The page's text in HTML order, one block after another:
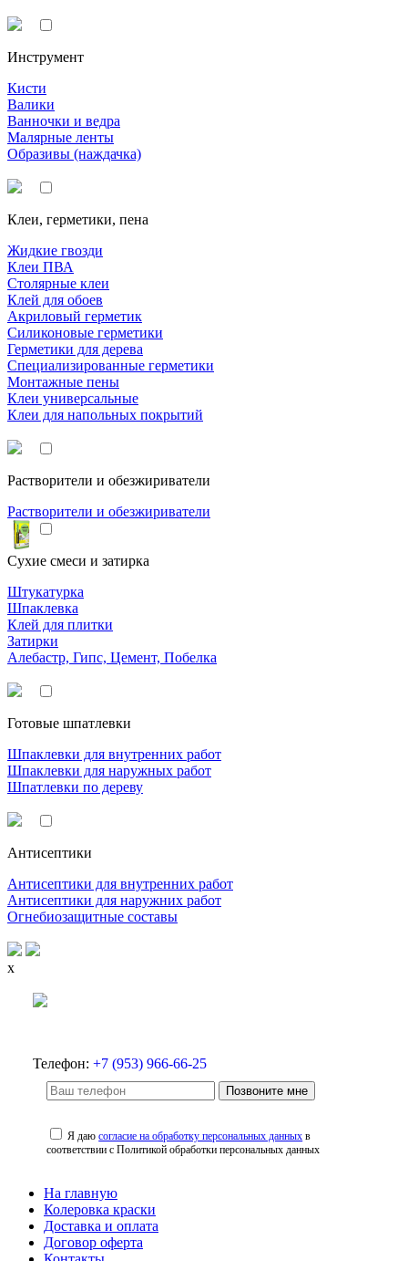
Инструмент
Кисти
Валики
Ванночки и ведра
Малярные ленты
Образивы (наждачка)
Клеи, герметики, пена
Жидкие гвозди
Клеи ПВА
Столярные клеи
Клей для обоев
Акриловый герметик
Силиконовые герметики
Герметики для дерева
Специализированные герметики
Монтажные пены
Клеи универсальные
Клеи для напольных покрытий
Растворители и обезжириватели
Растворители и обезжириватели
Сухие смеси и затирка
Штукатурка
Шпаклевка
Клей для плитки
Затирки
Алебастр, Гипс, Цемент, Побелка
Готовые шпатлевки
Шпаклевки для внутренних работ
Шпаклевки для наружных работ
Шпатлевки по дереву
Антисептики
Антисептики для внутренних работ
Антисептики для наружних работ
Огнебиозащитные составы
x
Телефон: +7 (953) 966-66-25
Позвоните мне
Я даюсогласие на обработку персональных данных в
соответствии с Политикой обработки персональных данных
На главную
Колеровка краски
Доставка и оплата
Договор оферта